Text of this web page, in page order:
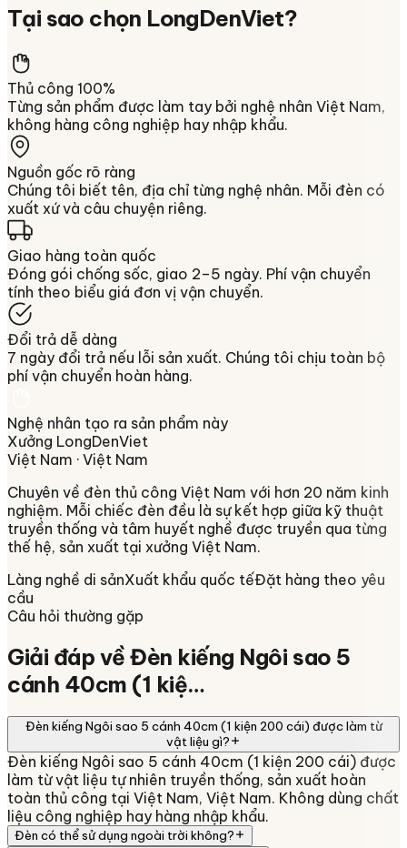
Tại sao chọn LongDenViet?
Thủ công 100%
Từng sản phẩm được làm tay bởi nghệ nhân Việt Nam,
không hàng công nghiệp hay nhập khẩu.
Nguồn gốc rõ ràng
Chúng tôi biết tên, địa chỉ từng nghệ nhân. Mỗi đèn có
xuất xứ và câu chuyện riêng.
Giao hàng toàn quốc
Đóng gói chống sốc, giao 2–5 ngày. Phí vận chuyển
tính theo biểu giá đơn vị vận chuyển.
Đổi trả dễ dàng
7 ngày đổi trả nếu lỗi sản xuất. Chúng tôi chịu toàn bộ
phí vận chuyển hoàn hàng.
Nghệ nhân tạo ra sản phẩm này
Xưởng LongDenViet
Việt Nam · Việt Nam
Chuyên về đèn thủ công Việt Nam với hơn 20 năm kinh
nghiệm. Mỗi chiếc đèn đều là sự kết hợp giữa kỹ thuật
truyền thống và tâm huyết nghề được truyền qua từng
thế hệ, sản xuất tại xưởng Việt Nam.
Làng nghề di sảnXuất khẩu quốc tếĐặt hàng theo yêu
cầu
Câu hỏi thường gặp
Giải đáp vềĐèn kiếng Ngôi sao 5
cánh 40cm (1 kiệ…
Đèn kiếng Ngôi sao 5 cánh 40cm (1 kiện 200 cái) được làm từ
vật liệu gì?
Đèn kiếng Ngôi sao 5 cánh 40cm (1 kiện 200 cái) được
làm từ vật liệu tự nhiên truyền thống, sản xuất hoàn
toàn thủ công tại Việt Nam, Việt Nam. Không dùng chất
liệu công nghiệp hay hàng nhập khẩu.
Đèn có thể sử dụng ngoài trời không?